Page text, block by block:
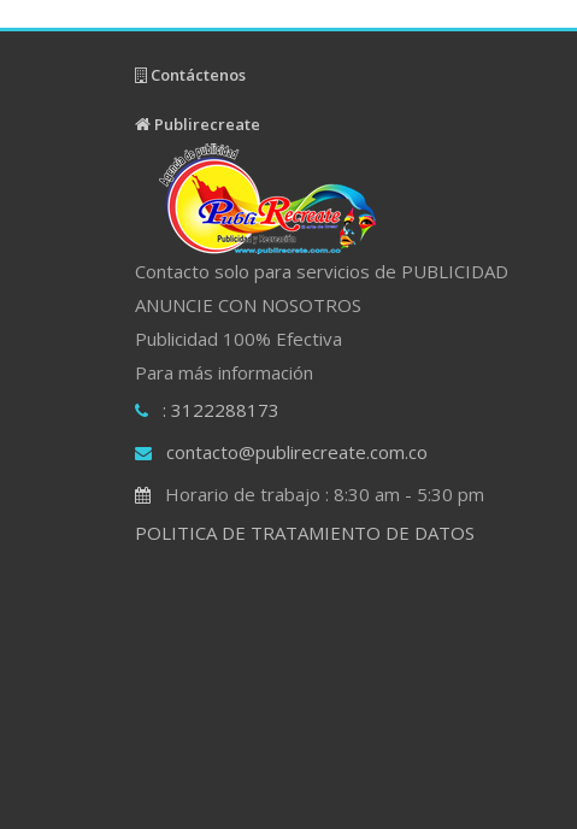
Contáctenos
Publirecreate
Contacto solo para servicios de PUBLICIDAD
ANUNCIE CON NOSOTROS
Publicidad 100% Efectiva
Para más información
: 3122288173
contacto@publirecreate.com.co
Horario de trabajo : 8:30 am - 5:30 pm
POLITICA DE TRATAMIENTO DE DATOS